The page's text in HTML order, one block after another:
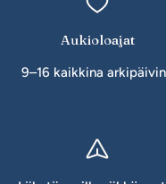
Aukioloajat
9–16 kaikkina